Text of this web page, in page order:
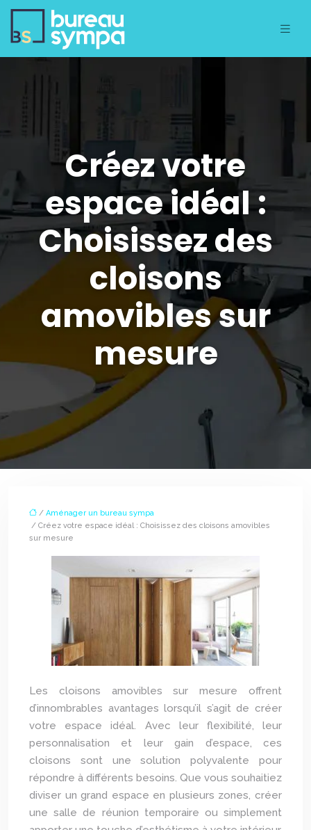
Créez votre
espace idéal :
Choisissez des
cloisons
amovibles sur
mesure
/ Aménager un bureau sympa
/ Créez votre espace idéal : Choisissez des cloisons amovibles
sur mesure
Les cloisons amovibles sur mesure offrent
d’innombrables avantages lorsqu’il s’agit de créer
votre espace idéal. Avec leur flexibilité, leur
personnalisation et leur gain d’espace, ces
cloisons sont une solution polyvalente pour
répondre à différents besoins. Que vous souhaitiez
diviser un grand espace en plusieurs zones, créer
une salle de réunion temporaire ou simplement